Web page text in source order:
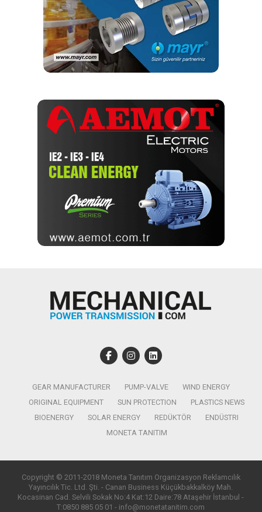
GEAR MANUFACTURER PUMP-VALVE
WIND ENERGY
ORIGINAL EQUIPMENT
SUN PROTECTION
PLASTICS NEWS
BIOENERGY
SOLAR ENERGY REDÜKTÖR
ENDÜSTRI
MONETA TANITIM
Copyright © 2011-2018 Moneta Tanıtım Organizasyon Reklamcılık
Yayıncılık Tic. Ltd. Şti. - Canan Business Küçükbakkalköy Mah.
Kocasinan Cad. Selvili Sokak No:4 Kat:12 Daire:78 Ataşehir İstanbul -
T:0850 885 05 01 - info@monetatanitim.com